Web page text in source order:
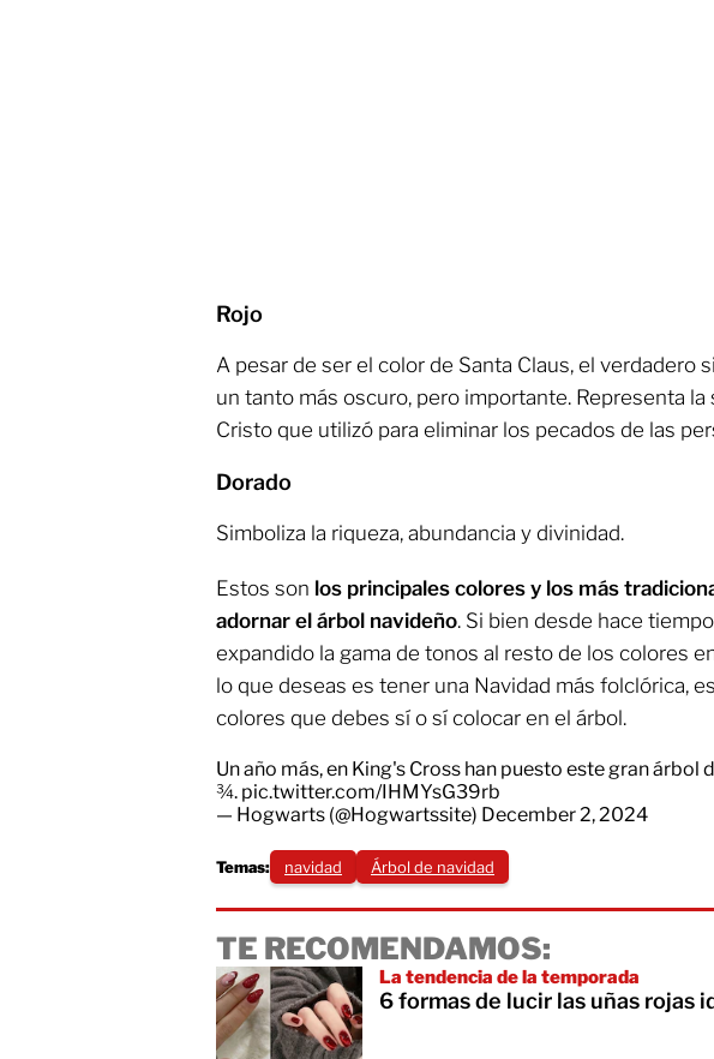
Rojo
A pesar de ser el color de Santa Claus, el verdadero
un tanto más oscuro, pero importante. Representa la
Cristo que utilizó para eliminar los pecados de las
Dorado
Simboliza la riqueza, abundancia y divinidad.
Estos son los principales colores y los más
adornar el árbol navideño. Si bien desde hace
expandido la gama de tonos al resto de los colores
lo que deseas es tener una Navidad más folclórica,
colores que debes sí o sí colocar en el árbol.
Un año más, en King's Cross han puesto este gran árbol
¾. pic.twitter.com/IHMYsG39rb
— Hogwarts (@Hogwartssite) December 2, 2024
Temas: navidad Árbol de navidad
TE RECOMENDAMOS:
La tendencia de la temporada
6 formas de lucir las uñas rojas